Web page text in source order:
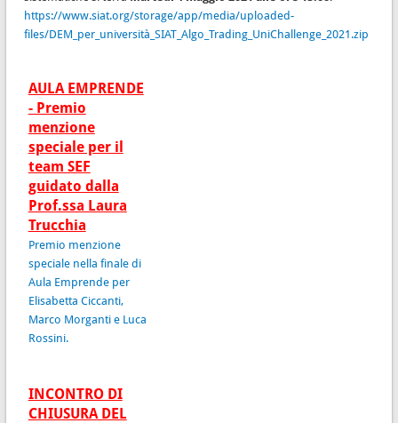
https://www.siat.org/storage/app/media/uploaded-
files/DEM_per_università_SIAT_Algo_Trading_UniChallenge_2021.zip
AULA EMPRENDE
- Premio
menzione
speciale per il
team SEF
guidato dalla
Prof.ssa Laura
Trucchia
Premio menzione
speciale nella finale di
Aula Emprende per
Elisabetta Ciccanti,
Marco Morganti e Luca
Rossini.
INCONTRO DI
CHIUSURA DEL